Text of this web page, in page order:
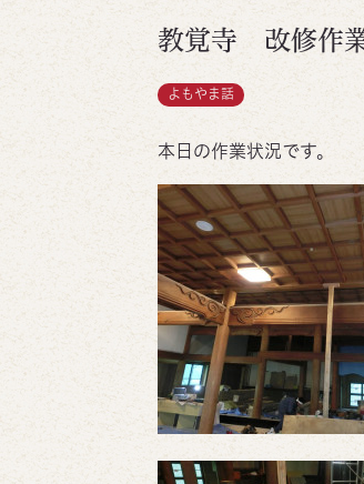
教覚寺 改修作
よもやま話
本日の作業状況です。